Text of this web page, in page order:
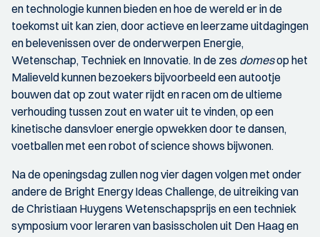
en technologie kunnen bieden en hoe de wereld er in de
toekomst uit kan zien, door actieve en leerzame uitdagingen
en belevenissen over de onderwerpen Energie,
Wetenschap, Techniek en Innovatie. In de zes domesop het
Malieveld kunnen bezoekers bijvoorbeeld een autootje
bouwen dat op zout water rijdt en racen om de ultieme
verhouding tussen zout en water uit te vinden, op een
kinetische dansvloer energie opwekken door te dansen,
voetballen met een robot of science shows bijwonen.
Na de openingsdag zullen nog vier dagen volgen met onder
andere de Bright Energy Ideas Challenge, de uitreiking van
de Christiaan Huygens Wetenschapsprijs en een techniek
symposium voor leraren van basisscholen uit Den Haag en